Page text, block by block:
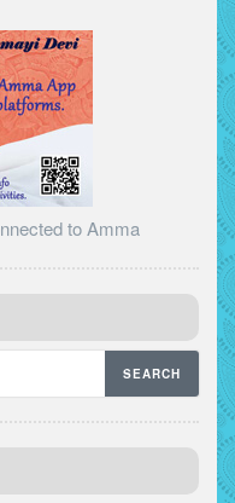
to Amma